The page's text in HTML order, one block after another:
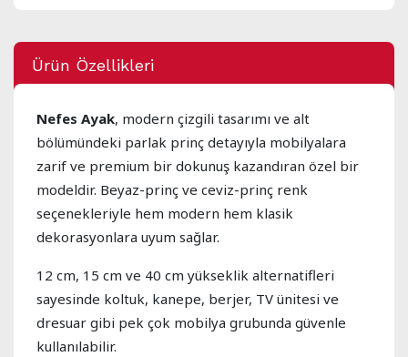
Ürün Özellikleri
Nefes Ayak, modern çizgili tasarımı ve alt
bölümündeki parlak prinç detayıyla mobilyalara
zarif ve premium bir dokunuş kazandıran özel bir
modeldir. Beyaz-prinç ve ceviz-prinç renk
seçenekleriyle hem modern hem klasik
dekorasyonlara uyum sağlar.
12 cm, 15 cm ve 40 cm yükseklik alternatifleri
sayesinde koltuk, kanepe, berjer, TV ünitesi ve
dresuar gibi pek çok mobilya grubunda güvenle
kullanılabilir.